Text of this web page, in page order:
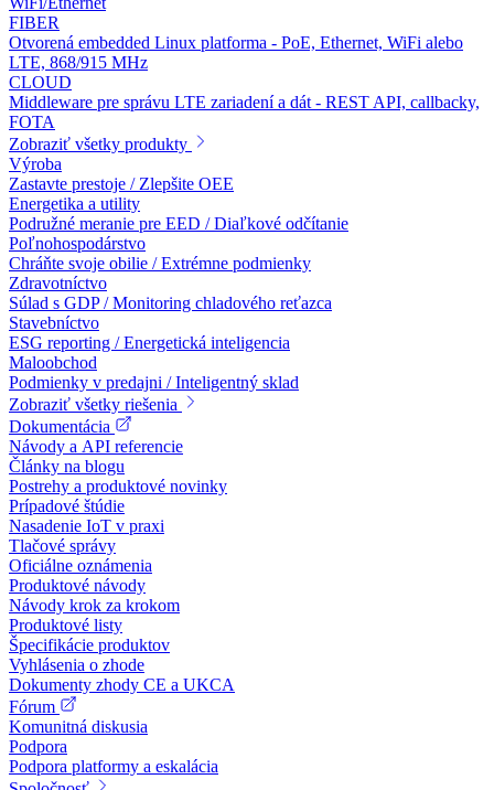
FIBER
Otvorená embedded Linux platforma - PoE, Ethernet, WiFi alebo
LTE, 868/915 MHz
CLOUD
Middleware pre správu LTE zariadení a dát - REST API, callbacky,
FOTA
Zobraziť všetky produkty
Výroba
Zastavte prestoje / Zlepšite OEE
Energetika a utility
Podružné meranie pre EED / Diaľkové odčítanie
Poľnohospodárstvo
Chráňte svoje obilie / Extrémne podmienky
Zdravotníctvo
Súlad s GDP / Monitoring chladového reťazca
Stavebníctvo
ESG reporting / Energetická inteligencia
Maloobchod
Podmienky v predajni / Inteligentný sklad
Zobraziť všetky riešenia
Dokumentácia
Návody a API referencie
Články na blogu
Postrehy a produktové novinky
Prípadové štúdie
Nasadenie IoT v praxi
Tlačové správy
Oficiálne oznámenia
Produktové návody
Návody krok za krokom
Produktové listy
Špecifikácie produktov
Vyhlásenia o zhode
Dokumenty zhody CE a UKCA
Fórum
Komunitná diskusia
Podpora
Podpora platformy a eskalácia